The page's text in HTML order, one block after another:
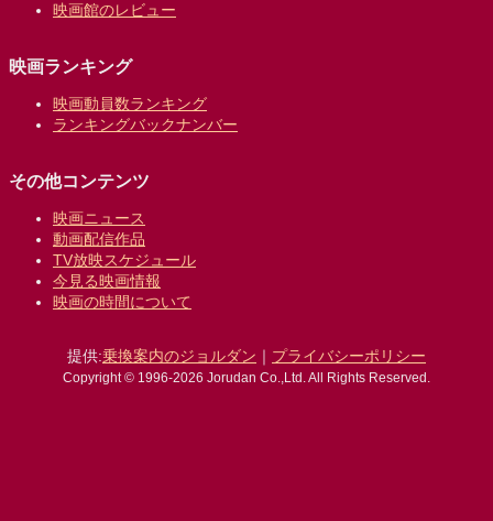
映画館のレビュー
映画ランキング
映画動員数ランキング
ランキングバックナンバー
その他コンテンツ
映画ニュース
動画配信作品
TV放映スケジュール
今見る映画情報
映画の時間について
提供:乗換案内のジョルダン ｜ プライバシーポリシー
Copyright © 1996-2026 Jorudan Co.,Ltd. All Rights Reserved.